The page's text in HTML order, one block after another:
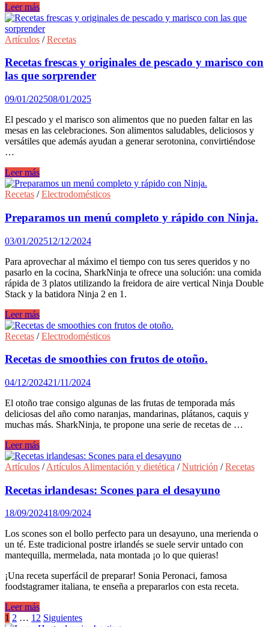
Consejos
para
conservar
o
un
Roscón
de
en
nuevas
y
originales
recetas.
Leer más
Artículos /Recetas
Recetas frescas y originales de pescado y marisco con
las que sorprender
09/01/202508/01/2025
El pescado y el marisco son alimentos que no pueden faltar en las
mesas en las celebraciones. Son alimentos saludables, deliciosos y
versátiles que además ayudan a generar serotonina, convirtiéndose
…
Recetas
frescas
y
de
pescado
y
marisco
con
las
que
sorprender
Leer más
Recetas /Electrodomésticos
Preparamos un menú completo y rápido con Ninja.
03/01/202512/12/2024
Para aprovechar al máximo el tiempo con tus seres queridos y no
pasarlo en la cocina, SharkNinja te ofrece una solución: una comida
rápida de 3 platos utilizando la freidora de aire vertical Ninja Double
Stack y la batidora Ninja 2 en 1.
Preparamos
un
menú
y
con
Ninja.
Leer más
Recetas /Electrodomésticos
Recetas de smoothies con frutos de otoño.
04/12/202421/11/2024
El otoño trae consigo algunas de las frutas de temporada más
deliciosas del año como naranjas, mandarinas, plátanos, caquis y
muchas más. SharkNinja, te propone una serie de recetas de …
Recetas
de
smoothies
frutos
de
otoño.
Leer más
Artículos /Artículos Alimentación y dietética /Nutrición /Recetas
Recetas irlandesas: Scones para el desayuno
18/09/202418/09/2024
Los scones son el bollo perfecto para un desayuno, una merienda o
un té. Este tradicional postre irlandés se suele servir untado con
mantequilla, mermelada, nata montada ¡o lo que quieras!
¡Una receta superfácil de preparar! Sonia Peronaci, famosa
foodstagramer italiana, te enseña a prepararlos con esta receta.
Recetas
irlandesas:
Leer más
Paginación
1 2 … 12 Siguientes